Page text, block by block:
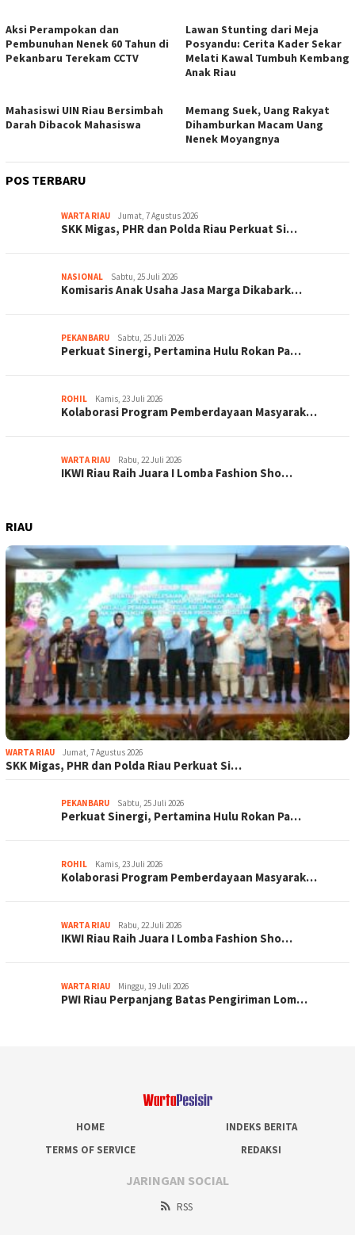
Aksi Perampokan dan
Pembunuhan Nenek 60 Tahun di
Pekanbaru Terekam CCTV
Lawan Stunting dari Meja
Posyandu: Cerita Kader Sekar
Melati Kawal Tumbuh Kembang
Anak Riau
Mahasiswi UIN Riau Bersimbah
Darah Dibacok Mahasiswa
Memang Suek, Uang Rakyat
Dihamburkan Macam Uang
Nenek Moyangnya
POS TERBARU
WARTA RIAU Jumat, 7 Agustus 2026
SKK Migas, PHR dan Polda Riau Perkuat Si…
NASIONAL Sabtu, 25 Juli 2026
Komisaris Anak Usaha Jasa Marga Dikabark…
PEKANBARU Sabtu, 25 Juli 2026
Perkuat Sinergi, Pertamina Hulu Rokan Pa…
ROHIL Kamis, 23 Juli 2026
Kolaborasi Program Pemberdayaan Masyarak…
WARTA RIAU Rabu, 22 Juli 2026
IKWI Riau Raih Juara I Lomba Fashion Sho…
RIAU
WARTA RIAU Jumat, 7 Agustus 2026
SKK Migas, PHR dan Polda Riau Perkuat Si…
PEKANBARU Sabtu, 25 Juli 2026
Perkuat Sinergi, Pertamina Hulu Rokan Pa…
ROHIL Kamis, 23 Juli 2026
Kolaborasi Program Pemberdayaan Masyarak…
WARTA RIAU Rabu, 22 Juli 2026
IKWI Riau Raih Juara I Lomba Fashion Sho…
WARTA RIAU Minggu, 19 Juli 2026
PWI Riau Perpanjang Batas Pengiriman Lom…
HOME
INDEKS BERITA
TERMS OF SERVICE
REDAKSI
JARINGAN SOCIAL
RSS